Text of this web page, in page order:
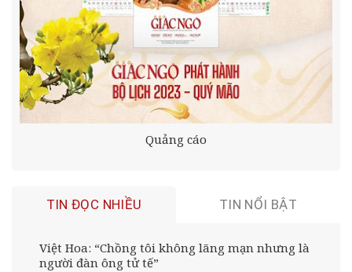
Quảng cáo
TIN ĐỌC NHIỀU TIN NỔI BẬT
Việt Hoa: “Chồng tôi không lãng mạn nhưng là
người đàn ông tử tế”